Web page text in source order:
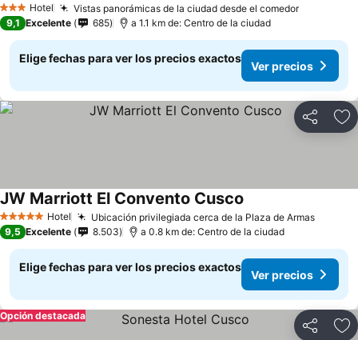
3 Estrellas
Hotel Vistas panorámicas de la ciudad desde el comedor
9,1 Excelente 685 a 1.1 km de: Centro de la ciudad
Elige fechas para ver los precios exactos
Ver precios
Compartir
5 Estrellas Hotel Ubicación privilegiada cerca de la Plaza de Armas
JW Marriott El Convento Cusco
9,5 Excelente 8.503 a 0.8 km de: Centro de la ciudad
Elige fechas para ver los precios exactos
Ver precios
Compartir
Opción destacada